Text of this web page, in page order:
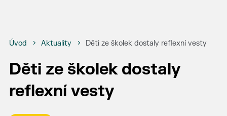
Úvod Aktuality Děti ze školek dostaly reflexní vesty
Děti ze školek dostaly
reflexní vesty